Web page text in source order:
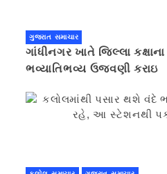
ગુજરાત સમાચાર
ગાંધીનગર ખાતે જિલ્લા કક્ષાના
ભવ્યાતિભવ્ય ઉજવણી કરાઇ